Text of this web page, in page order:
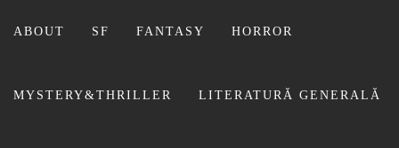
ABOUT SF FANTASY HORROR
MYSTERY&THRILLER LITERATURĂ GENERALĂ